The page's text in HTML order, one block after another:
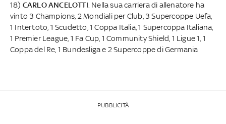
18) CARLO ANCELOTTI . Nella sua carriera di allenatore ha
vinto 3 Champions, 2 Mondiali per Club, 3 Supercoppe Uefa,
1 Intertoto, 1 Scudetto, 1 Coppa Italia, 1 Supercoppa Italiana,
1 Premier League, 1 Fa Cup, 1 Community Shield, 1 Ligue 1, 1
Coppa del Re, 1 Bundesliga e 2 Supercoppe di Germania
PUBBLICITÀ